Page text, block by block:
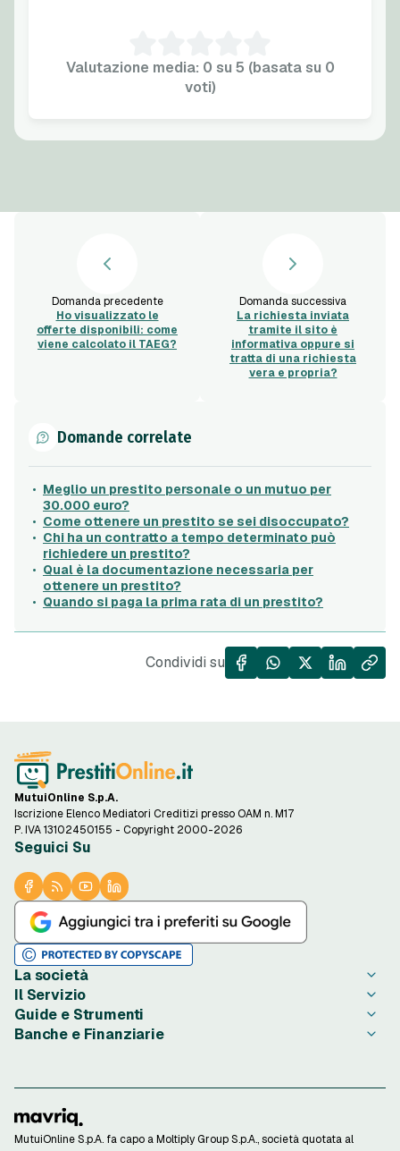
Valutazione media: 0 su 5 (basata su 0
voti)
Domanda precedente
Ho visualizzato le
offerte disponibili: come
viene calcolato il TAEG?
Domanda successiva
La richiesta inviata
tramite il sito è
informativa oppure si
tratta di una richiesta
vera e propria?
Domande correlate
Meglio un prestito personale o un mutuo per
30.000 euro?
Come ottenere un prestito se sei disoccupato?
Chi ha un contratto a tempo determinato può
richiedere un prestito?
Qual è la documentazione necessaria per
ottenere un prestito?
Quando si paga la prima rata di un prestito?
Condividi su
MutuiOnline S.p.A.
Iscrizione Elenco Mediatori Creditizi presso OAM n. M17
P. IVA 13102450155 - Copyright 2000-2026
Seguici Su
La società
Chi è PrestitiOnline.it
Contatta PrestitiOnline.it
Opinioni degli Utenti
Rassegna Stampa
Lavora con Noi
Investor Relations
Il Servizio
Come Funziona
Condizioni di Utilizzo
Preferenze Cookie
Privacy Istituti Partner
Informativa Trasparenza
Reclami Consumatori
Guide e Strumenti
Guide Prestiti
Finalità Prestiti
Ottenere un Prestito
Strumenti di Calcolo
Banche e Finanziarie
BNL
Compass
MutuiOnline S.p.A. fa capo a Moltiply Group S.p.A., società quotata al